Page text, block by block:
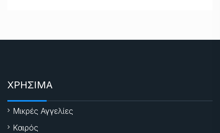
ΧΡΗΣΙΜΑ
Μικρές Αγγελίες
Καιρός